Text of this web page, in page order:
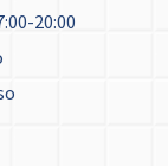
20:00